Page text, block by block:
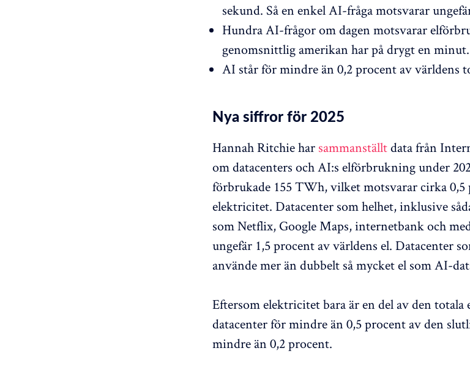
sekund. Så en enkel AI-fråga motsvarar
Hundra AI-frågor om dagen motsvarar
genomsnittlig amerikan har på drygt en minut.
AI står för mindre än 0,2 procent av världens
Nya siffror för 2025
Hannah Ritchie har sammanställtdata från
om datacenters och AI:s elförbrukning under
förbrukade 155 TWh, vilket motsvarar cirka 0,5
elektricitet. Datacenter som helhet, inklusive
som Netflix, Google Maps, internetbank och
ungefär 1,5 procent av världens el. Datacenter
använde mer än dubbelt så mycket el som AI-
Eftersom elektricitet bara är en del av den
datacenter för mindre än 0,5 procent av den
mindre än 0,2 procent.